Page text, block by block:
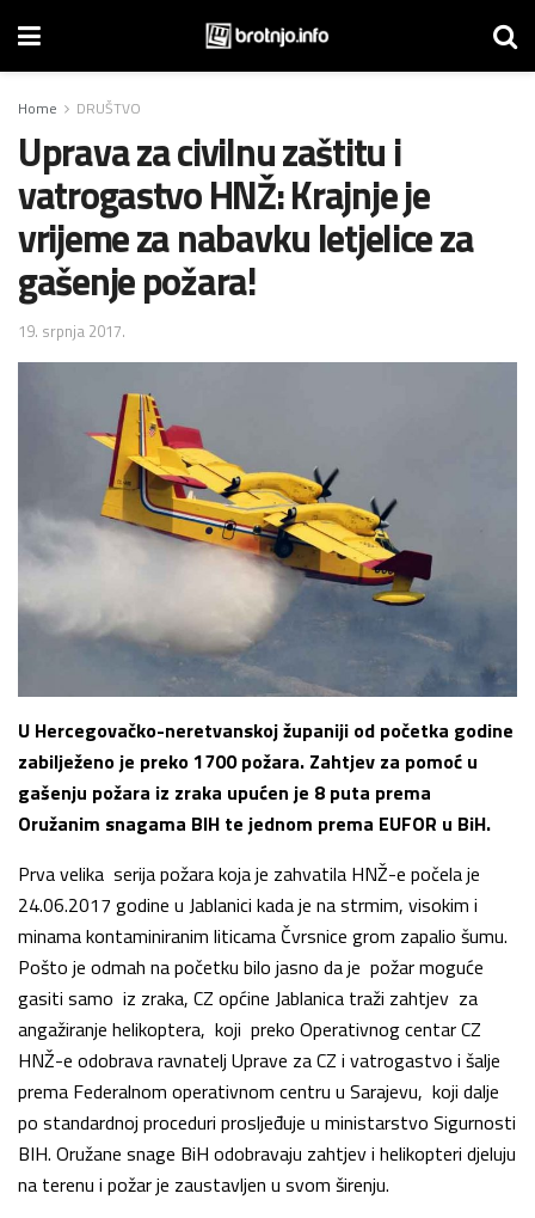
Home DRUŠTVO
Uprava za civilnu zaštitu i
vatrogastvo HNŽ: Krajnje je
vrijeme za nabavku letjelice za
gašenje požara!
19. srpnja 2017.
U Hercegovačko-neretvanskoj županiji od početka godine
zabilježeno je preko 1700 požara. Zahtjev za pomoć u
gašenju požara iz zraka upućen je 8 puta prema
Oružanim snagama BIH te jednom prema EUFOR u BiH.
Prva velika serija požara koja je zahvatila HNŽ-e počela je
24.06.2017 godine u Jablanici kada je na strmim, visokim i
minama kontaminiranim liticama Čvrsnice grom zapalio šumu.
Pošto je odmah na početku bilo jasno da je požar moguće
gasiti samo iz zraka, CZ općine Jablanica traži zahtjev za
angažiranje helikoptera, koji preko Operativnog centar CZ
HNŽ-e odobrava ravnatelj Uprave za CZ i vatrogastvo i šalje
prema Federalnom operativnom centru u Sarajevu, koji dalje
po standardnoj proceduri prosljeđuje u ministarstvo Sigurnosti
BIH. Oružane snage BiH odobravaju zahtjev i helikopteri djeluju
na terenu i požar je zaustavljen u svom širenju.